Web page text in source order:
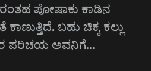
ಪೋಷಾಕು ಕಾಡಿನ
ಬಹು ಚಿಕ್ಕ ಕಲ್ಲು
ಪರಿಚಯ ಅವನಿಗೆ…